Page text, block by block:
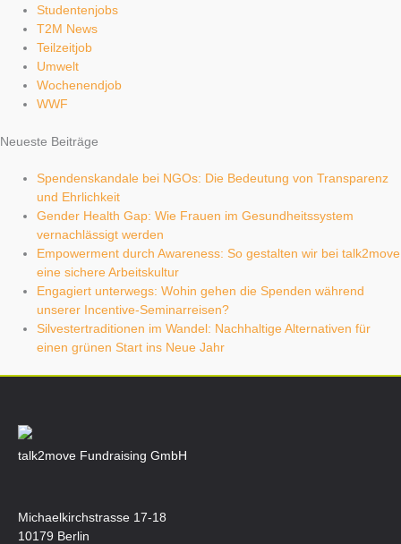
Studentenjobs
T2M News
Teilzeitjob
Umwelt
Wochenendjob
WWF
Neueste Beiträge
Spendenskandale bei NGOs: Die Bedeutung von Transparenz
und Ehrlichkeit
Gender Health Gap: Wie Frauen im Gesundheitssystem
vernachlässigt werden
Empowerment durch Awareness: So gestalten wir bei talk2move
eine sichere Arbeitskultur
Engagiert unterwegs: Wohin gehen die Spenden während
unserer Incentive-Seminarreisen?
Silvestertraditionen im Wandel: Nachhaltige Alternativen für
einen grünen Start ins Neue Jahr
talk2move Fundraising GmbH
Michaelkirchstrasse 17-18
10179 Berlin